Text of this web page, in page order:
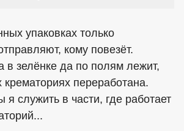
упаковках только
кому повезёт.
в зелёнке да по полям лежит,
переработана.
я служить в части, где работает